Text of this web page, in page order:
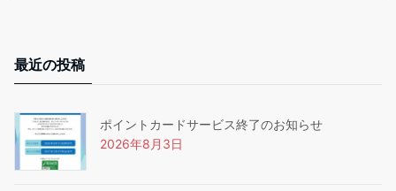
最近の投稿
ポイントカードサービス終了のお知らせ
2026年8月3日